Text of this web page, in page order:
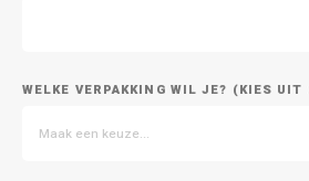
WELKE VERPAKKING WIL JE? (KIES UIT
Maak een keuze...